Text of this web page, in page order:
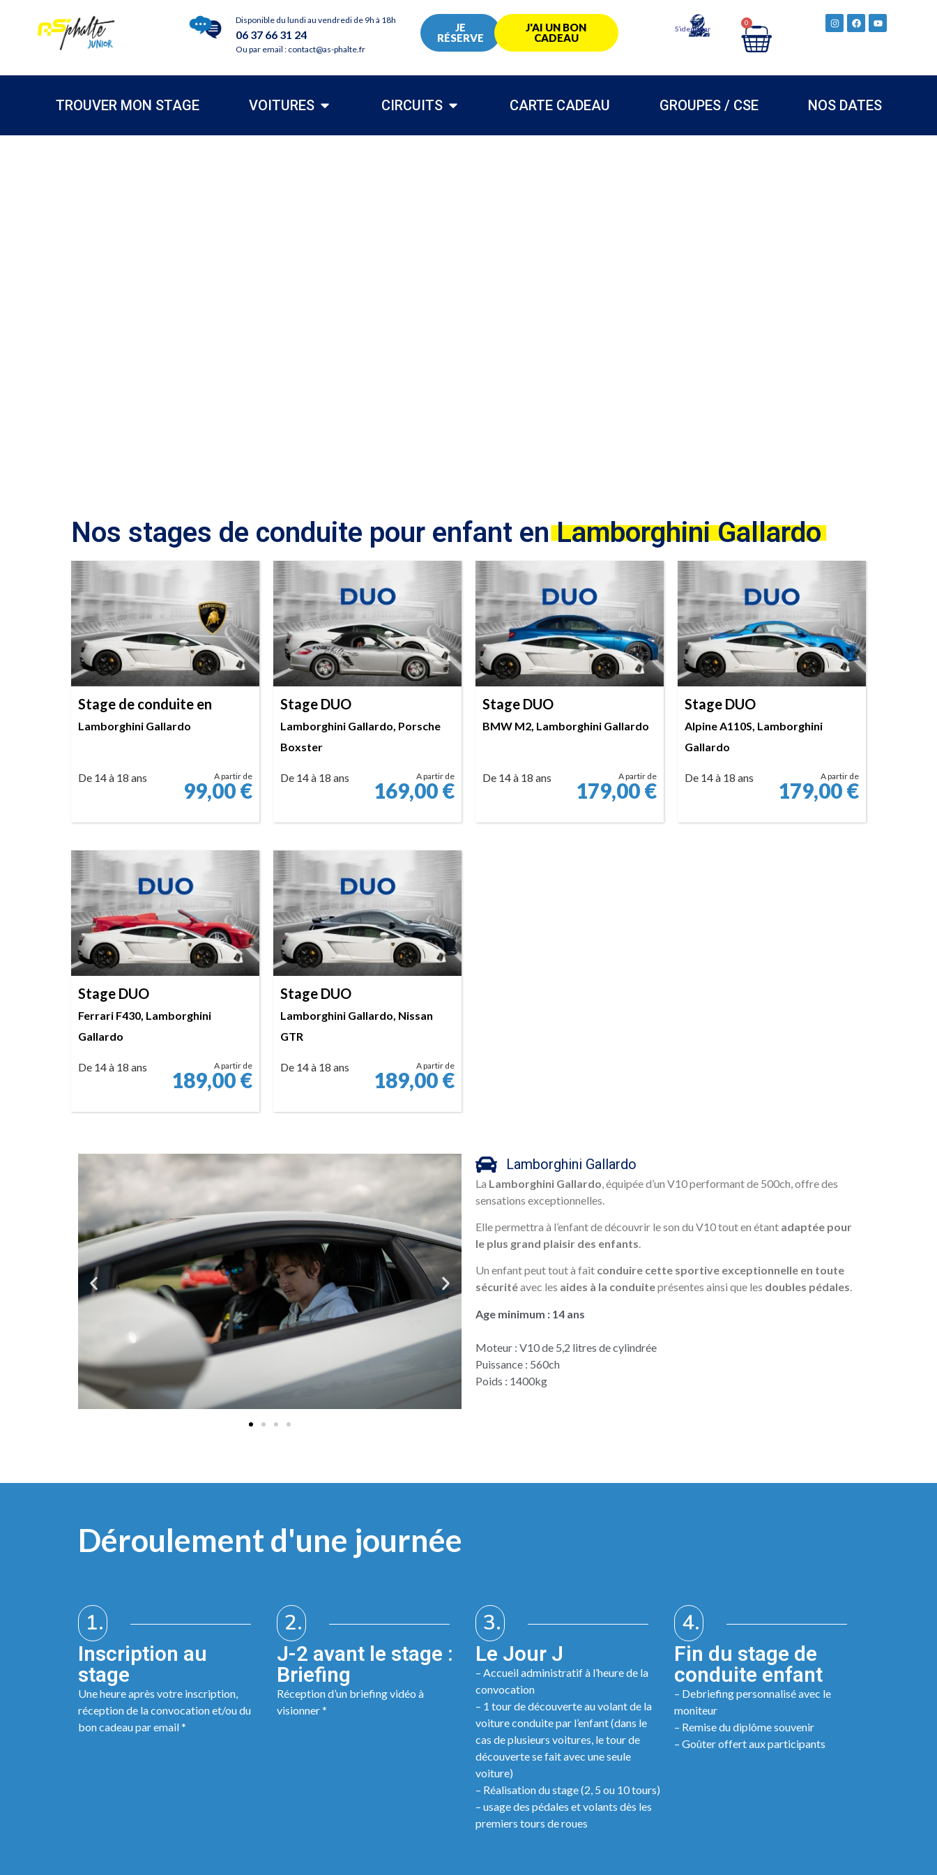
Disponible du lundi au vendredi de 9h à 18h
06 37 66 31 24
Ou par email : contact@as-phalte.fr
JE
RÉSERVE
J'AI UN BON
CADEAU
S’identifier
0
TROUVER MON STAGE VOITURES CIRCUITS CARTE CADEAU GROUPES / CSE NOS DATES
Nos stages de conduite pour enfant enLamborghini Gallardo
Stage de conduite en
Lamborghini Gallardo
De 14 à 18 ans A partir de
99,00€
Stage DUO
Lamborghini Gallardo, Porsche
Boxster
De 14 à 18 ans A partir de
169,00€
Stage DUO
BMW M2, Lamborghini Gallardo
De 14 à 18 ans A partir de
179,00€
Stage DUO
Alpine A110S, Lamborghini
Gallardo
De 14 à 18 ans A partir de
179,00€
Stage DUO
Ferrari F430, Lamborghini
Gallardo
De 14 à 18 ans A partir de
189,00€
Stage DUO
Lamborghini Gallardo, Nissan
GTR
De 14 à 18 ans A partir de
189,00€
Lamborghini Gallardo
La Lamborghini Gallardo , équipée d’un V10 performant de 500ch, offre des
sensations exceptionnelles.
Elle permettra à l’enfant de découvrir le son du V10 tout en étant adaptée pour
le plus grand plaisir des enfants.
Un enfant peut tout à fait conduire cette sportive exceptionnelle en toute
sécuritéavec les aides à la conduiteprésentes ainsi que les doubles pédales.
Age minimum : 14 ans
Moteur : V10 de 5,2 litres de cylindrée
Puissance : 560ch
Poids : 1400kg
Déroulement d'une journée
1.
Inscription au
stage
Une heure après votre inscription,
réception de la convocation et/ou du
bon cadeau par email *
2.
J-2 avant le stage :
Briefing
Réception d’un briefing vidéo à
visionner *
3.
Le Jour J
– Accueil administratif à l’heure de la
convocation
– 1 tour de découverte au volant de la
voiture conduite par l’enfant (dans le
cas de plusieurs voitures, le tour de
découverte se fait avec une seule
voiture)
– Réalisation du stage (2, 5 ou 10 tours)
– usage des pédales et volants dès les
premiers tours de roues
4.
Fin du stage de
conduite enfant
– Debriefing personnalisé avec le
moniteur
– Remise du diplôme souvenir
– Goûter offert aux participants